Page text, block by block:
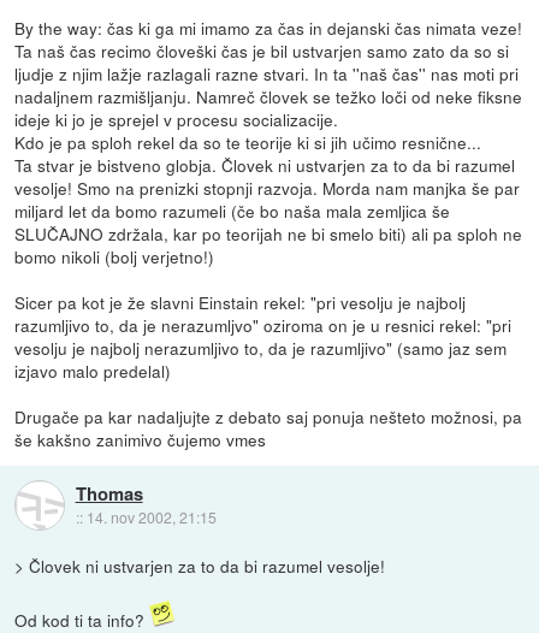
By the way: čas ki ga mi imamo za čas in dejanski čas nimata veze!
Ta naš čas recimo človeški čas je bil ustvarjen samo zato da so si
ljudje z njim lažje razlagali razne stvari. In ta ''naš čas'' nas moti pri
nadaljnem razmišljanju. Namreč človek se težko loči od neke fiksne
ideje ki jo je sprejel v procesu socializacije.
Kdo je pa sploh rekel da so te teorije ki si jih učimo resnične...
Ta stvar je bistveno globja. Človek ni ustvarjen za to da bi razumel
vesolje! Smo na prenizki stopnji razvoja. Morda nam manjka še par
miljard let da bomo razumeli (če bo naša mala zemljica še
SLUČAJNO zdržala, kar po teorijah ne bi smelo biti) ali pa sploh ne
bomo nikoli (bolj verjetno!)
Sicer pa kot je že slavni Einstain rekel: "pri vesolju je najbolj
razumljivo to, da je nerazumljvo" oziroma on je u resnici rekel: "pri
vesolju je najbolj nerazumljivo to, da je razumljivo" (samo jaz sem
izjavo malo predelal)
Drugače pa kar nadaljujte z debato saj ponuja nešteto možnosi, pa
še kakšno zanimivo čujemo vmes
Thomas
:: 14. nov 2002, 21:15
> Človek ni ustvarjen za to da bi razumel vesolje!
Od kod ti ta info?